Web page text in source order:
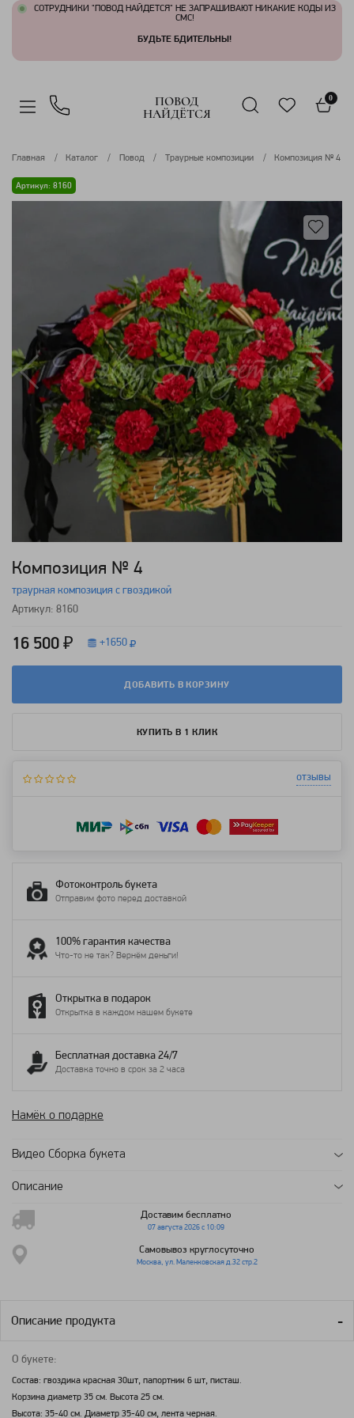
СОТРУДНИКИ "ПОВОД НАЙДЕТСЯ" НЕ ЗАПРАШИВАЮТ НИКАКИЕ КОДЫ ИЗ
СМС!
БУДЬТЕ БДИТЕЛЬНЫ!
ПОВОД
НАЙДЁТСЯ
0
Главная Каталог Повод Траурные композиции Композиция № 4
Артикул: 8160
Композиция № 4
траурная композиция с гвоздикой
Артикул: 8160
16 500 ₽ +1650
ДОБАВИТЬ В КОРЗИНУ
КУПИТЬ В 1 КЛИК
отзывы
Фотоконтроль букета
Отправим фото перед доставкой
100% гарантия качества
Что-то не так? Вернём деньги!
Открытка в подарок
Открытка в каждом нашем букете
Бесплатная доставка 24/7
Доставка точно в срок за 2 часа
Намёк о подарке
Видео Сборка букета
Описание
Доставим бесплатно
07 августа 2026 с 10:09
Самовывоз круглосуточно
Москва, ул. Маленковская д.32 стр.2
Описание продукта
О букете:
Состав: гвоздика красная 30шт, папортник 6 шт, писташ.
Корзина диаметр 35 см. Высота 25 см.
Высота: 35-40 см. Диаметр 35-40 см, лента черная.